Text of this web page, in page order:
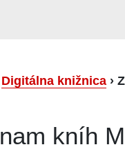
Digitálna knižnica ›
kníh